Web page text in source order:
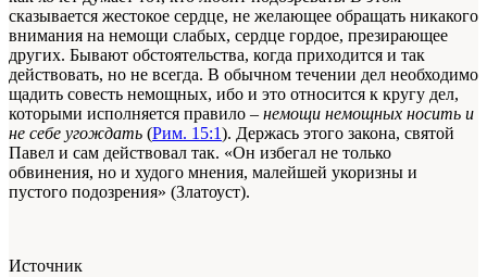
сказывается жестокое сердце, не желающее обращать никакого
внимания на немощи слабых, сердце гордое, презирающее
других. Бывают обстоятельства, когда приходится и так
действовать, но не всегда. В обычном течении дел необходимо
щадить совесть немощных, ибо и это относится к кругу дел,
которыми исполняется правило – немощи немощных носить и
не себе угождать (Рим. 15:1). Держась этого закона, святой
Павел и сам действовал так. «Он избегал не только
обвинения, но и худого мнения, малейшей укоризны и
пустого подозрения» (Златоуст).
Источник